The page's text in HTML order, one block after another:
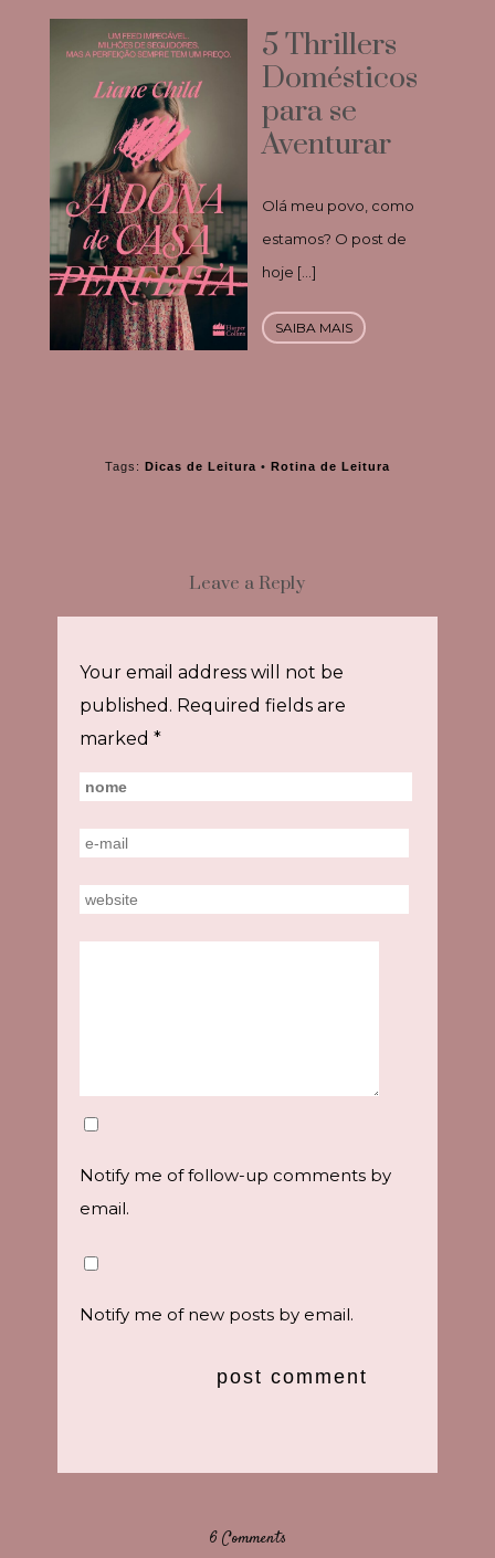
5 Thrillers
Domésticos
para se
Aventurar
Olá meu povo, como
estamos? O post de
hoje […]
SAIBA MAIS
Tags: Dicas de Leitura • Rotina de Leitura
Leave a Reply
Your email address will not be
published. Required fields are
marked *
Notify me of follow-up comments by
email.
Notify me of new posts by email.
6 Comments